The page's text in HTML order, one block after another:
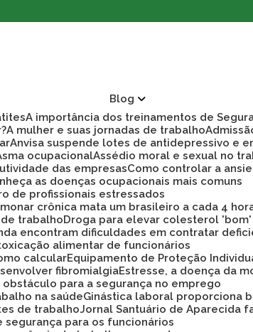
Blog
A importância dos treinamentos de
A mulher e suas jornadas de trabalho
Anvisa suspende lotes de antidepressivo e
Asma ocupacional Assédio moral e sexual no
das empresas
Como controlar a
as doenças ocupacionais mais comuns
de profissionais estressados
crônica mata um brasileiro a cada 4
de trabalho
Droga para elevar colesterol
encontram dificuldades em contratar
alimentar de funcionários
calcular Equipamento de Proteção
fibromialgia Estresse, a doença da
obstáculo para a segurança no emprego
na saúde
Ginástica laboral
de trabalho Jornal Santuário de
segurança para os funcionários